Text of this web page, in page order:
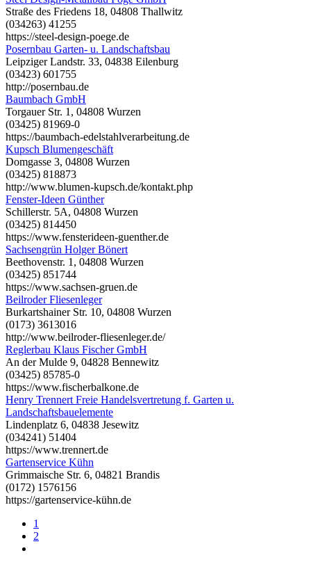
Straße des Friedens 18, 04808 Thallwitz
(034263) 41255
https://steel-design-poege.de
Posernbau Garten- u. Landschaftsbau
Leipziger Landstr. 33, 04838 Eilenburg
(03423) 601755
http://posernbau.de
Baumbach GmbH
Torgauer Str. 1, 04808 Wurzen
(03425) 81969-0
https://baumbach-edelstahlverarbeitung.de
Kupsch Blumengeschäft
Domgasse 3, 04808 Wurzen
(03425) 818873
http://www.blumen-kupsch.de/kontakt.php
Fenster-Ideen Günther
Schillerstr. 5A, 04808 Wurzen
(03425) 814450
https://www.fensterideen-guenther.de
Sachsengrün Holger Bönert
Beethovenstr. 1, 04808 Wurzen
(03425) 851744
https://www.sachsen-gruen.de
Beilroder Fliesenleger
Burkartshainer Str. 10, 04808 Wurzen
(0173) 3613016
http://www.beilroder-fliesenleger.de/
Reglerbau Klaus Fischer GmbH
An der Mulde 9, 04828 Bennewitz
(03425) 85785-0
https://www.fischerbalkone.de
Henry Trennert Freie Handelsvertretung f. Garten u.
Landschaftsbauelemente
Lindenplatz 6, 04838 Jesewitz
(034241) 51404
https://www.trennert.de
Gartenservice Kühn
Grimmaische Str. 6, 04821 Brandis
(0172) 1576156
https://gartenservice-kühn.de
1
2